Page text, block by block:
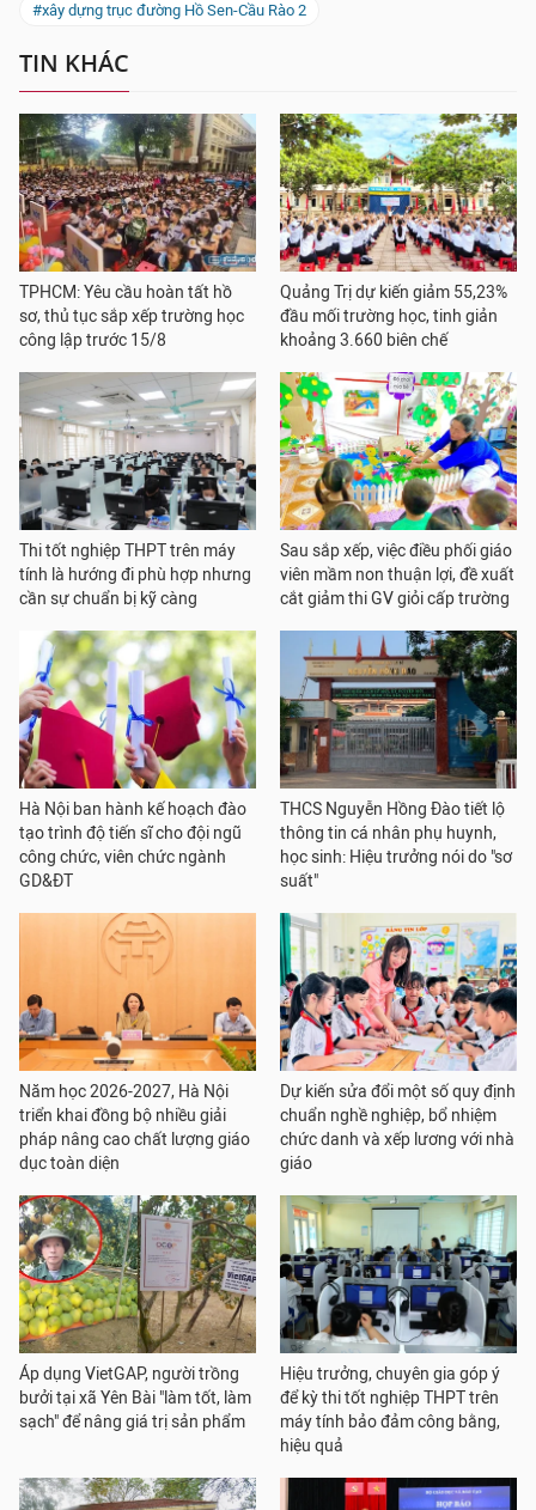
#xây dựng trục đường Hồ Sen-Cầu Rào 2
TIN KHÁC
TPHCM: Yêu cầu hoàn tất hồ
sơ, thủ tục sắp xếp trường học
công lập trước 15/8
Quảng Trị dự kiến giảm 55,23%
đầu mối trường học, tinh giản
khoảng 3.660 biên chế
Thi tốt nghiệp THPT trên máy
tính là hướng đi phù hợp nhưng
cần sự chuẩn bị kỹ càng
Sau sắp xếp, việc điều phối giáo
viên mầm non thuận lợi, đề xuất
cắt giảm thi GV giỏi cấp trường
Hà Nội ban hành kế hoạch đào
tạo trình độ tiến sĩ cho đội ngũ
công chức, viên chức ngành
GD&ĐT
THCS Nguyễn Hồng Đào tiết lộ
thông tin cá nhân phụ huynh,
học sinh: Hiệu trưởng nói do "sơ
suất"
Năm học 2026-2027, Hà Nội
triển khai đồng bộ nhiều giải
pháp nâng cao chất lượng giáo
dục toàn diện
Dự kiến sửa đổi một số quy định
chuẩn nghề nghiệp, bổ nhiệm
chức danh và xếp lương với nhà
giáo
Áp dụng VietGAP, người trồng
bưởi tại xã Yên Bài "làm tốt, làm
sạch" để nâng giá trị sản phẩm
Hiệu trưởng, chuyên gia góp ý
để kỳ thi tốt nghiệp THPT trên
máy tính bảo đảm công bằng,
hiệu quả